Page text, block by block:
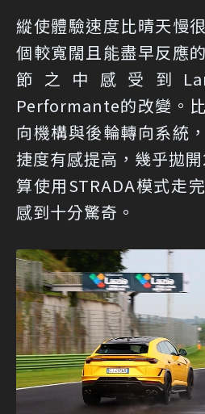
縱使體驗速度比晴天慢
個較寬闊且能盡早反應
節之中感受到
Performante的改變。
向機構與後輪轉向系統
捷度有感提高，幾乎拋
算使用STRADA模式走
感到十分驚奇。